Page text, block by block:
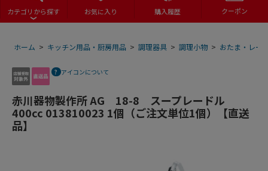
カテゴリから探す お気に入り 購入履歴 クーポン
ホーム > キッチン用品・厨房用品 > 調理器具 > 調理小物 > おたま・レー
アイコンについて
赤川器物製作所 AG 18-8 スープレードル
400cc 013810023 1個（ご注文単位1個）【直送
品】